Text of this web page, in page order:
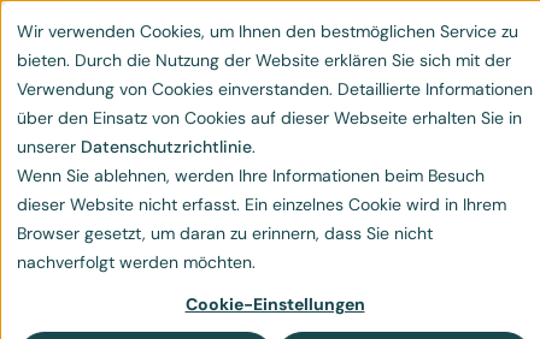
Wir verwenden Cookies, um Ihnen den bestmöglichen Service zu
bieten. Durch die Nutzung der Website erklären Sie sich mit der
Verwendung von Cookies einverstanden. Detaillierte Informationen
über den Einsatz von Cookies auf dieser Webseite erhalten Sie in
unserer Datenschutzrichtlinie.
Wenn Sie ablehnen, werden Ihre Informationen beim Besuch
dieser Website nicht erfasst. Ein einzelnes Cookie wird in Ihrem
Browser gesetzt, um daran zu erinnern, dass Sie nicht
nachverfolgt werden möchten.
Cookie-Einstellungen
Papierverbrauch =
Waldverbrauch – ein
vielseitiges Problem